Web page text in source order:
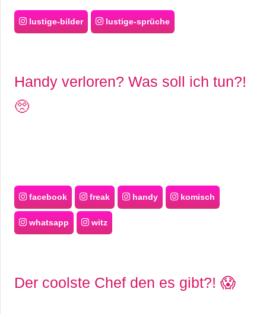
lustige-bilder lustige-sprüche
Handy verloren? Was soll ich tun?!
🥺
facebook freak handy komisch
whatsapp witz
Der coolste Chef den es gibt?! 😱